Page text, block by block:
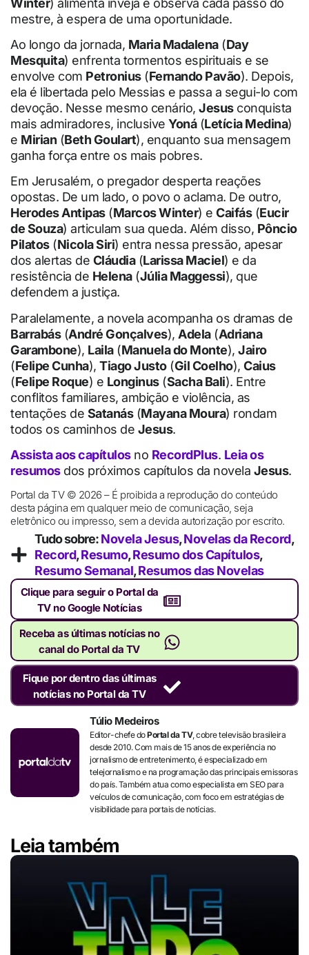
mestre, à espera de uma oportunidade.
Ao longo da jornada, Maria Madalena(Day
Mesquita) enfrenta tormentos espirituais e se
envolve com Petronius(Fernando Pavão). Depois,
ela é libertada pelo Messias e passa a segui-lo com
devoção. Nesse mesmo cenário, Jesusconquista
mais admiradores, inclusive Yoná(Letícia Medina)
e Mirian (Beth Goulart), enquanto sua mensagem
ganha força entre os mais pobres.
Em Jerusalém, o pregador desperta reações
opostas. De um lado, o povo o aclama. De outro,
Herodes Antipas(Marcos Winter) e Caifás(Eucir
de Souza) articulam sua queda. Além disso, Pôncio
Pilatos(Nicola Siri) entra nessa pressão, apesar
dos alertas de Cláudia(Larissa Maciel) e da
resistência de Helena(Júlia Maggessi), que
defendem a justiça.
Paralelamente, a novela acompanha os dramas de
Barrabás(André Gonçalves), Adela(Adriana
Garambone), Laila(Manuela do Monte), Jairo
(Felipe Cunha), Tiago Justo(Gil Coelho), Caius
(Felipe Roque) e Longinus(Sacha Bali). Entre
conflitos familiares, ambição e violência, as
tentações de Satanás(Mayana Moura) rondam
todos os caminhos de Jesus.
Assista aos capítulosno RecordPlus. Leia os
resumosdos próximos capítulos da novela Jesus.
Portal da TV © 2026 – É proibida a reprodução do conteúdo
desta página em qualquer meio de comunicação, seja
eletrônico ou impresso, sem a devida autorização por escrito.
Tudo sobre:Novela Jesus,Novelas da Record,
Record,Resumo,Resumo dos Capítulos,
Resumo Semanal,Resumos das Novelas
Clique para seguir o Portal da
TV no Google Notícias
Receba as últimas notícias no
canal do Portal da TV
Fique por dentro das últimas
notícias no Portal da TV
Túlio Medeiros
Editor-chefe doPortal da TV, cobre televisão brasileira
desde 2010. Com mais de 15 anos de experiência no
jornalismo de entretenimento, é especializado em
telejornalismo e na programação das principais emissoras
do país. Também atua como especialista em SEO para
veículos de comunicação, com foco em estratégias de
visibilidade para portais de notícias.
Leia também